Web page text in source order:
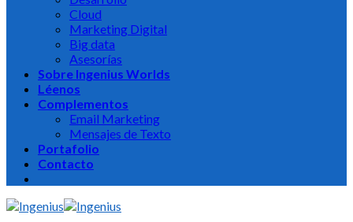
Cloud
Marketing Digital
Big data
Asesorías
Sobre Ingenius Worlds
Léenos
Complementos
Email Marketing
Mensajes de Texto
Portafolio
Contacto